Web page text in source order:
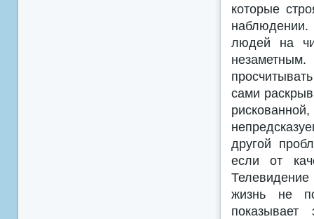
которые
наблюдении.
людей на
незаметным.
сами
другой
если от
Телевидение
жизнь не